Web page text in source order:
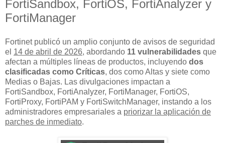
FortiSandbox, FortiOS, FortiAnalyzer y
FortiManager
Fortinet publicó un amplio conjunto de avisos de seguridad
el 14 de abril de 2026, abordando 11 vulnerabilidades que
afectan a múltiples líneas de productos, incluyendo dos
clasificadas como Críticas, dos como Altas y siete como
Medias o Bajas. Las divulgaciones impactan a
FortiSandbox, FortiAnalyzer, FortiManager, FortiOS,
FortiProxy, FortiPAM y FortiSwitchManager, instando a los
administradores empresariales a priorizar la aplicación de
parches de inmediato.